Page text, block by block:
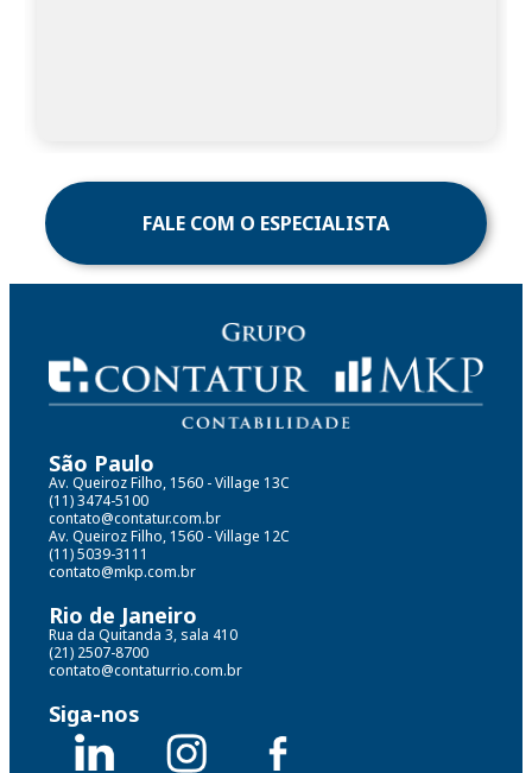
FALE COM O ESPECIALISTA
São Paulo
Av. Queiroz Filho, 1560 - Village 13C
(11) 3474-5100
contato@contatur.com.br
Av. Queiroz Filho, 1560 - Village 12C
(11) 5039-3111
contato@mkp.com.br
Rio de Janeiro
Rua da Quitanda 3, sala 410
(21) 2507-8700
contato@contaturrio.com.br
Siga-nos